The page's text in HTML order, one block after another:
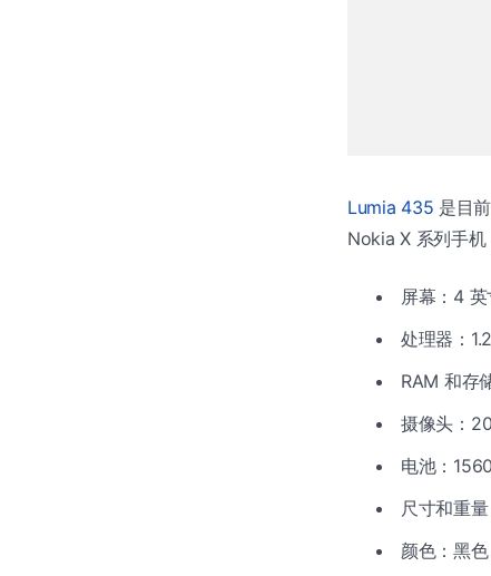
Lumia 435 是目
Nokia X 系列手
屏幕：4
处理器：
RAM 和存
摄像头：
电池：
尺寸和重
颜色：黑